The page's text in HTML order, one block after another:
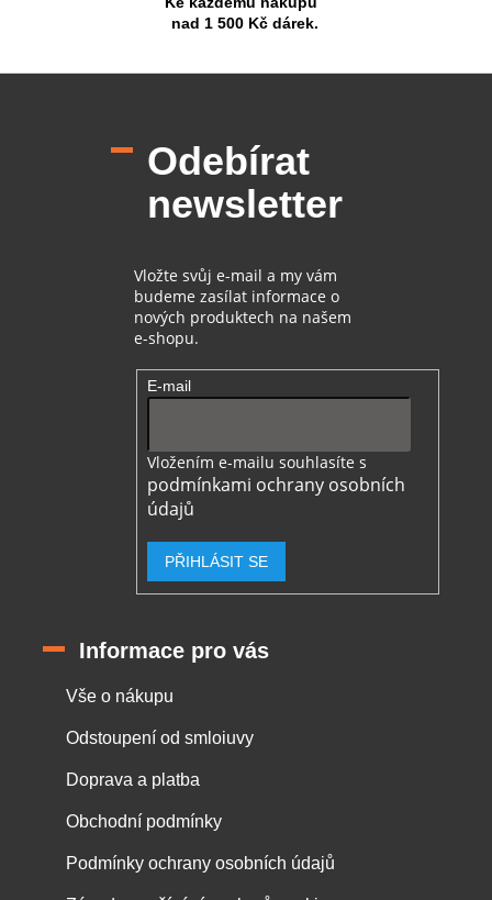
nad 1 500 Kč dárek.
Odebírat
newsletter
Vložte svůj e-mail a my vám
budeme zasílat informace o
nových produktech na našem
e-shopu.
E-mail
Vložením e-mailu souhlasíte s
podmínkami ochrany osobních
údajů
PŘIHLÁSIT SE
Informace pro vás
Vše o nákupu
Odstoupení od smloiuvy
Doprava a platba
Obchodní podmínky
Podmínky ochrany osobních údajů